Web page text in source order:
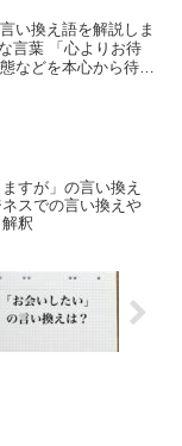
い換え語を解説しま
言葉 「心よりお待
などを本心から待ち
すが」の言い換え
スでの言い換えや
釈